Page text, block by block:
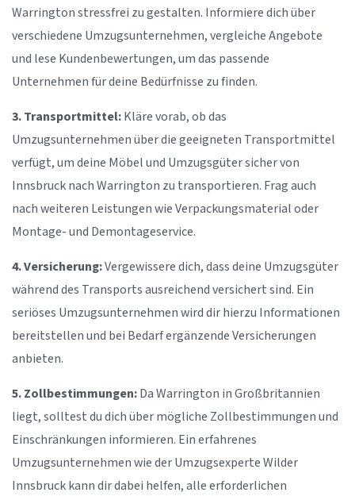
Warrington stressfrei zu gestalten. Informiere dich über
verschiedene Umzugsunternehmen, vergleiche Angebote
und lese Kundenbewertungen, um das passende
Unternehmen für deine Bedürfnisse zu finden.
3. Transportmittel:Kläre vorab, ob das
Umzugsunternehmen über die geeigneten Transportmittel
verfügt, um deine Möbel und Umzugsgüter sicher von
Innsbruck nach Warrington zu transportieren. Frag auch
nach weiteren Leistungen wie Verpackungsmaterial oder
Montage- und Demontageservice.
4. Versicherung:Vergewissere dich, dass deine Umzugsgüter
während des Transports ausreichend versichert sind. Ein
seriöses Umzugsunternehmen wird dir hierzu Informationen
bereitstellen und bei Bedarf ergänzende Versicherungen
anbieten.
5. Zollbestimmungen:Da Warrington in Großbritannien
liegt, solltest du dich über mögliche Zollbestimmungen und
Einschränkungen informieren. Ein erfahrenes
Umzugsunternehmen wie der Umzugsexperte Wilder
Innsbruck kann dir dabei helfen, alle erforderlichen